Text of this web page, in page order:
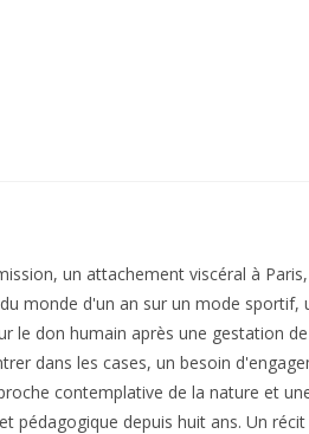
un attachement viscéral à
monde d'un an sur un mode sportif,
le don humain après une gestation
dans les cases, un besoin
contemplative de la nature et
pédagogique depuis huit ans. Un